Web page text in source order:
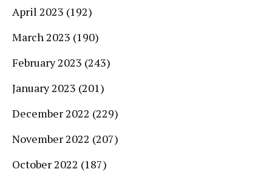
April 2023 (192)
March 2023 (190)
February 2023 (243)
January 2023 (201)
December 2022 (229)
November 2022 (207)
October 2022 (187)